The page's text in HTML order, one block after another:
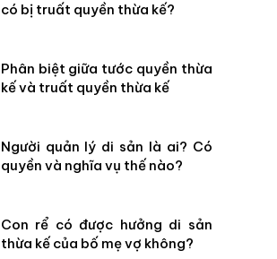
có bị truất quyền thừa kế?
Phân biệt giữa tước quyền thừa
kế và truất quyền thừa kế
Người quản lý di sản là ai? Có
quyền và nghĩa vụ thế nào?
Con rể có được hưởng di sản
thừa kế của bố mẹ vợ không?